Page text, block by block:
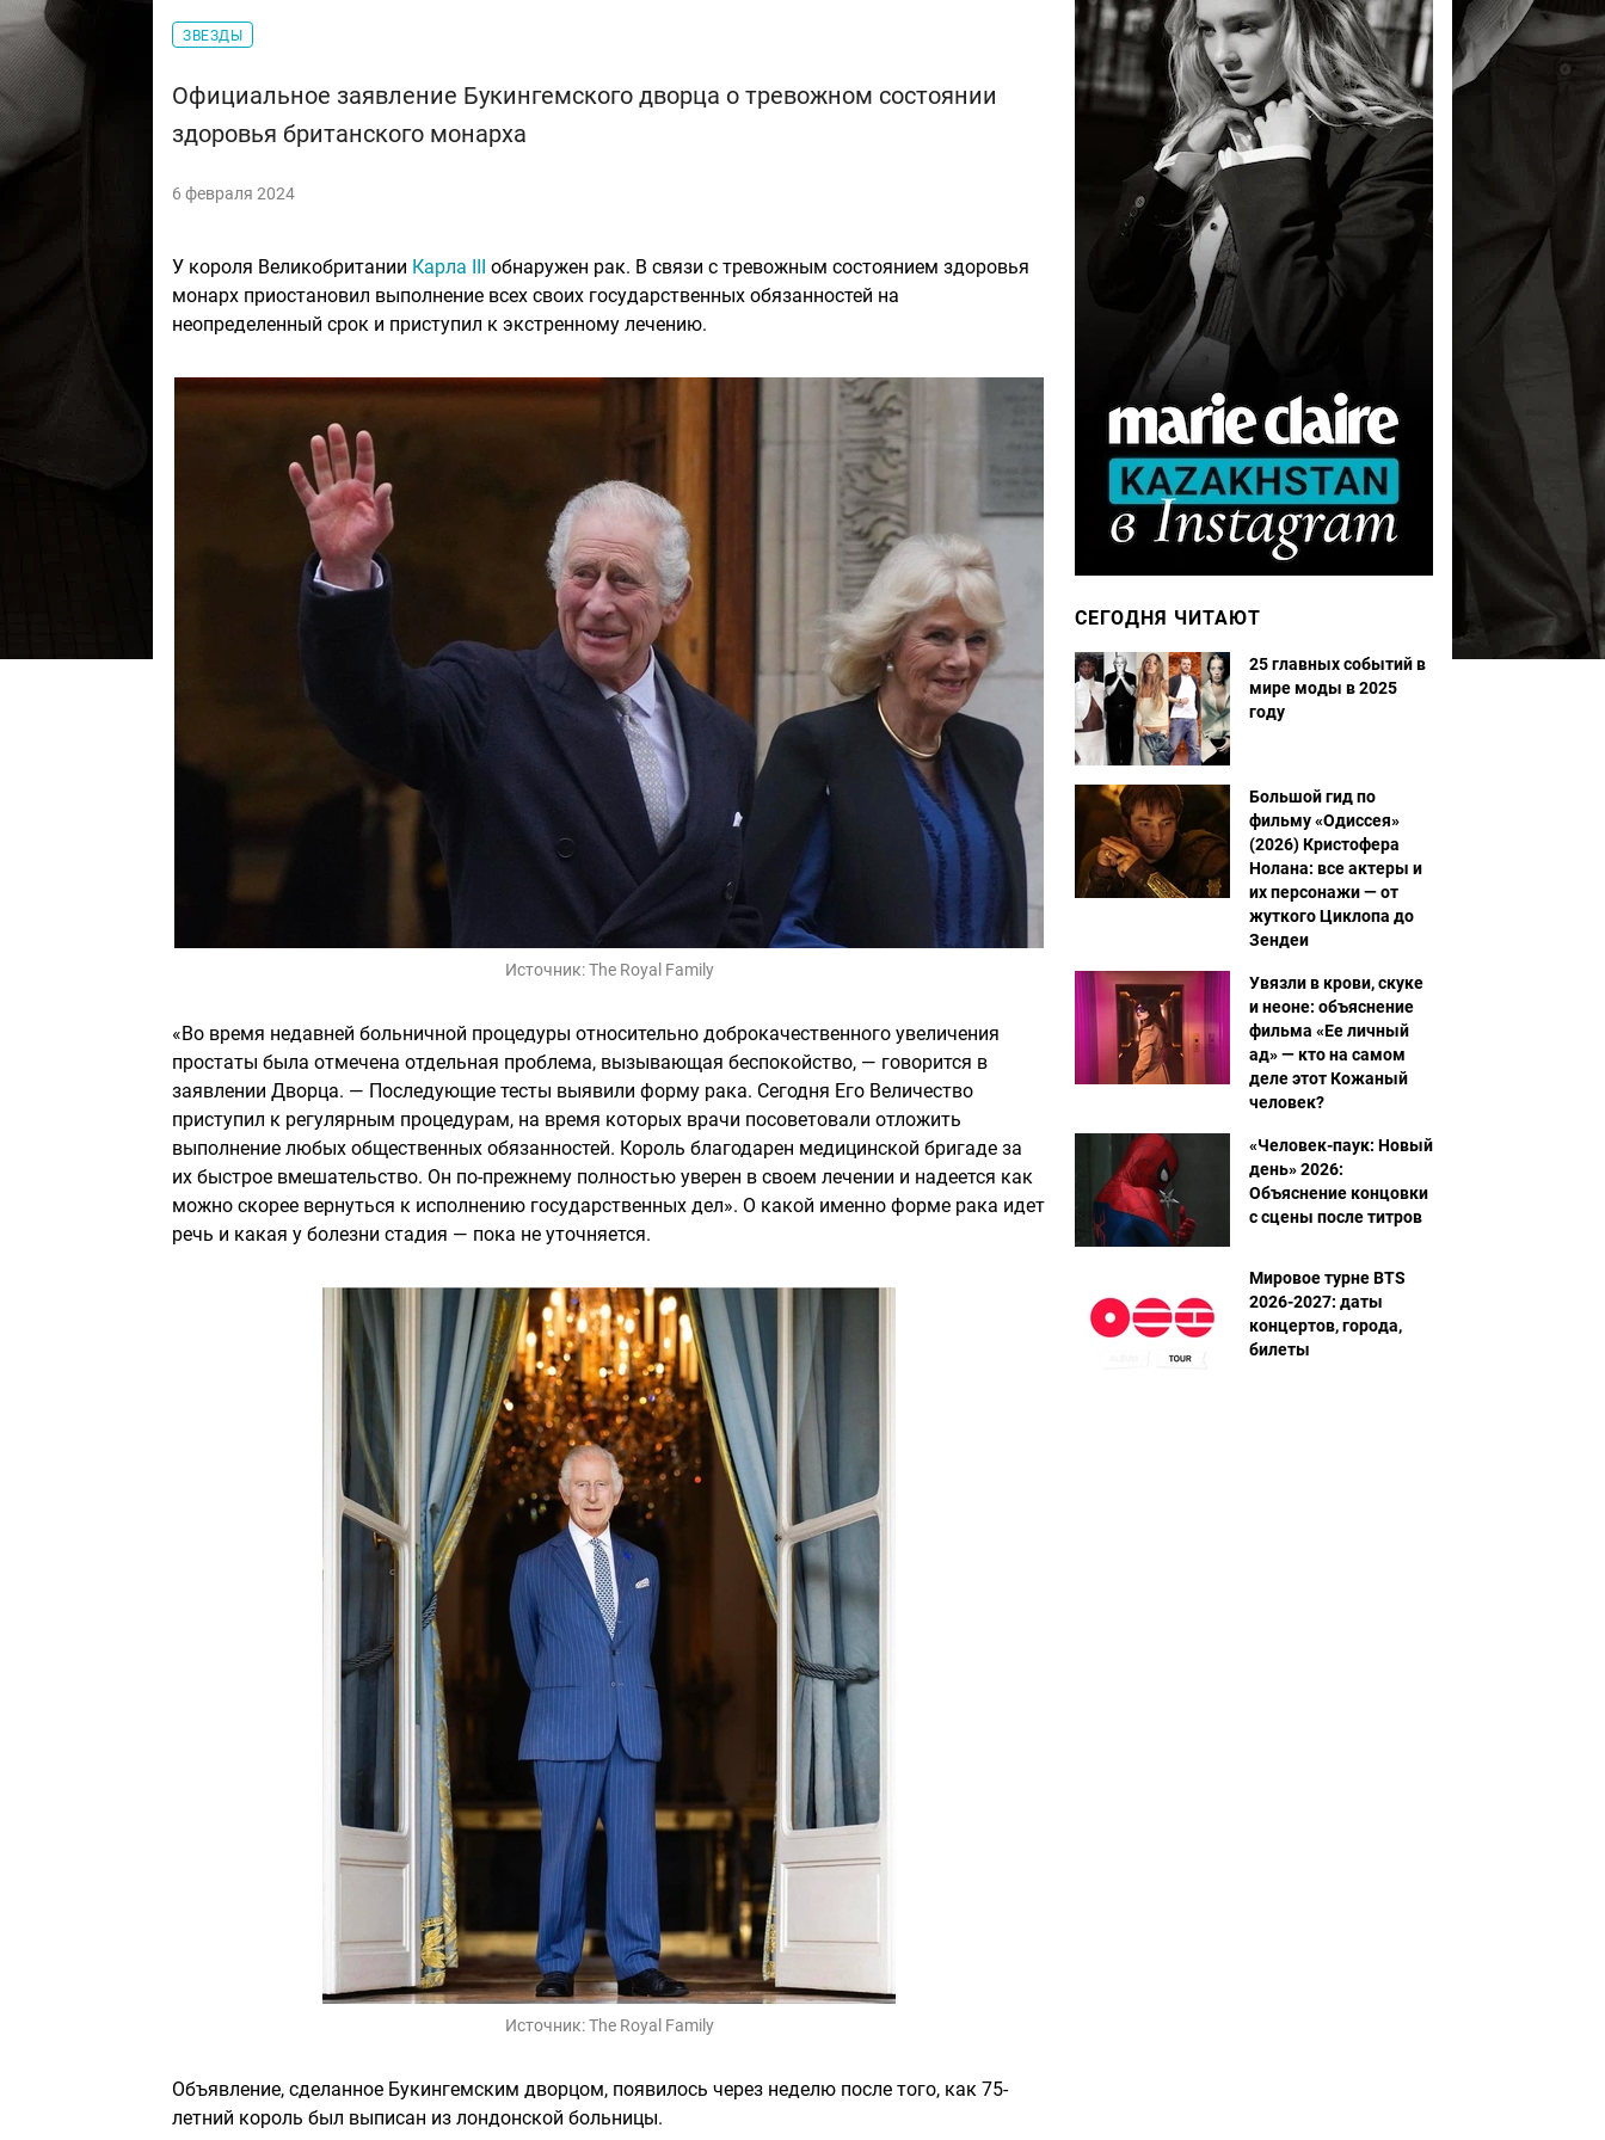
ЗВЕЗДЫ
Официальное заявление Букингемского дворца о тревожном состоянии
здоровья британского монарха
6 февраля 2024
У короля Великобритании Карла III обнаружен рак. В связи с тревожным состоянием здоровья
монарх приостановил выполнение всех своих государственных обязанностей на
неопределенный срок и приступил к экстренному лечению.
Источник:The Royal Family
«Во время недавней больничной процедуры относительно доброкачественного увеличения
простаты была отмечена отдельная проблема, вызывающая беспокойство, — говорится в
заявлении Дворца. — Последующие тесты выявили форму рака. Сегодня Его Величество
приступил к регулярным процедурам, на время которых врачи посоветовали отложить
выполнение любых общественных обязанностей. Король благодарен медицинской бригаде за
их быстрое вмешательство. Он по-прежнему полностью уверен в своем лечении и надеется как
можно скорее вернуться к исполнению государственных дел». О какой именно форме рака идет
речь и какая у болезни стадия — пока не уточняется.
Источник:The Royal Family
Объявление, сделанное Букингемским дворцом, появилось через неделю после того, как 75-
летний король был выписан из лондонской больницы.
СЕГОДНЯ ЧИТАЮТ
25 главных событий в
мире моды в 2025
году
Большой гид по
фильму «Одиссея»
(2026) Кристофера
Нолана: все актеры и
их персонажи — от
жуткого Циклопа до
Зендеи
Увязли в крови, скуке
и неоне: объяснение
фильма «Ее личный
ад» — кто на самом
деле этот Кожаный
человек?
«Человек-паук: Новый
день» 2026:
Объяснение концовки
с сцены после титров
Мировое турне BTS
2026-2027: даты
концертов, города,
билеты